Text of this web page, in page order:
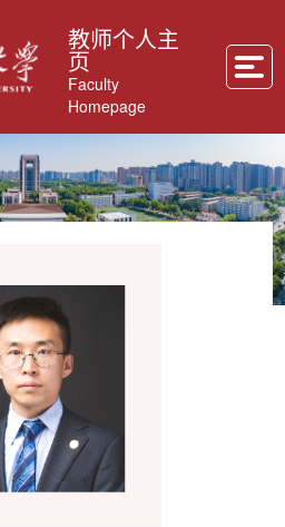
教师个人主
页
Faculty
Homepage